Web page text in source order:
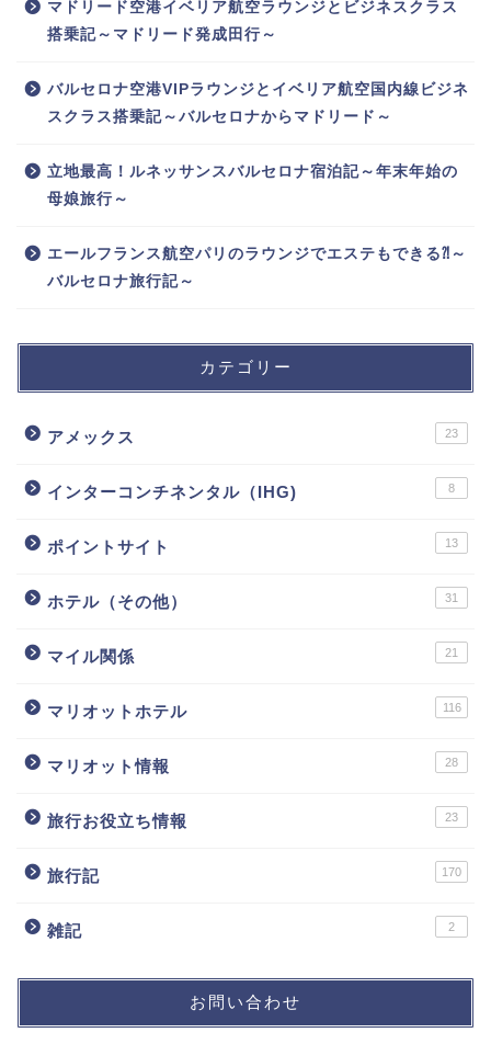
マドリード空港イベリア航空ラウンジとビジネスクラス
搭乗記～マドリード発成田行～
バルセロナ空港VIPラウンジとイベリア航空国内線ビジネ
スクラス搭乗記～バルセロナからマドリード～
立地最高！ルネッサンスバルセロナ宿泊記～年末年始の
母娘旅行～
エールフランス航空パリのラウンジでエステもできる⁈～
バルセロナ旅行記～
カテゴリー
アメックス 23
インターコンチネンタル（IHG) 8
ポイントサイト 13
ホテル（その他） 31
マイル関係 21
マリオットホテル 116
マリオット情報 28
旅行お役立ち情報 23
旅行記 170
雑記 2
お問い合わせ